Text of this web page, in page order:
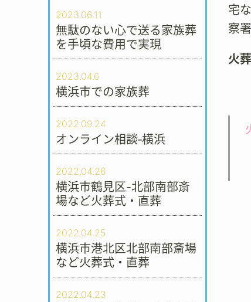
2023.06.11
無駄のない心で送る家族葬
を手頃な費用で実現
2023.04.6
横浜市での家族葬
2022.09.24
オンライン相談‐横浜
2022.04.26
横浜市鶴見区-北部南部斎
場など火葬式・直葬
2022.04.25
横浜市港北区北部南部斎場
など火葬式・直葬
2022.04.23
宅
察
火